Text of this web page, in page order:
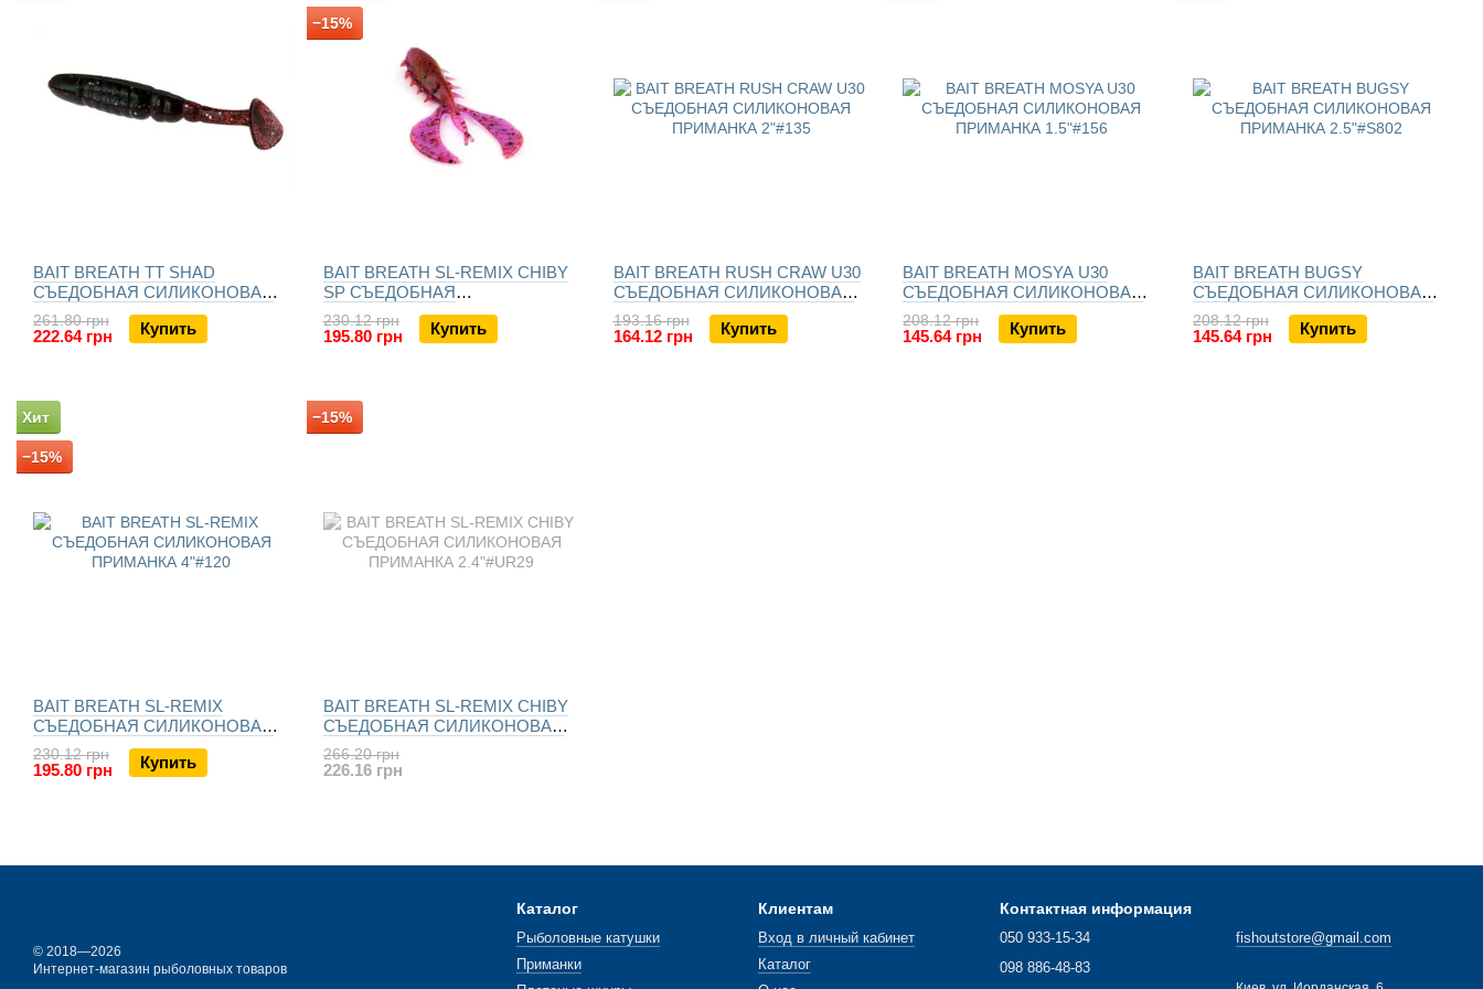
BAIT BREATH TT SHAD
СЪЕДОБНАЯ СИЛИКОНОВАЯ
ПРИМАНКА
261.80 грн
222.64 грн Купить
−15%
BAIT BREATH SL-REMIX CHIBY
SP СЪЕДОБНАЯ
СИЛИКОНОВАЯ ПРИМАНКА
230.12 грн
195.80 грн Купить
BAIT BREATH RUSH CRAW U30
СЪЕДОБНАЯ СИЛИКОНОВАЯ
ПРИМАНКА
193.16 грн
164.12 грн Купить
BAIT BREATH MOSYA U30
СЪЕДОБНАЯ СИЛИКОНОВАЯ
ПРИМАНКА
208.12 грн
145.64 грн Купить
BAIT BREATH BUGSY
СЪЕДОБНАЯ СИЛИКОНОВАЯ
ПРИМАНКА
208.12 грн
145.64 грн Купить
Хит
−15%
BAIT BREATH SL-REMIX
СЪЕДОБНАЯ СИЛИКОНОВАЯ
ПРИМАНКА
230.12 грн
195.80 грн Купить
−15%
BAIT BREATH SL-REMIX CHIBY
СЪЕДОБНАЯ СИЛИКОНОВАЯ
ПРИМАНКА
266.20 грн
226.16 грн
© 2018—2026
Интернет-магазин рыболовных товаров
Каталог
Рыболовные катушки
Приманки
Клиентам
Вход в личный кабинет
Каталог
Контактная информация
050 933-15-34
098 886-48-83
fishoutstore@gmail.com